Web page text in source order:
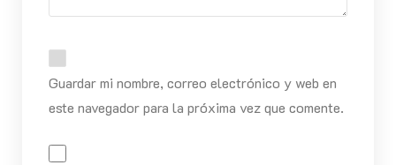
Guardar mi nombre, correo electrónico y web en
este navegador para la próxima vez que comente.